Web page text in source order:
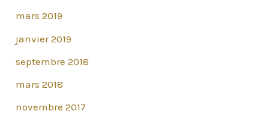
mars 2019
janvier 2019
septembre 2018
mars 2018
novembre 2017